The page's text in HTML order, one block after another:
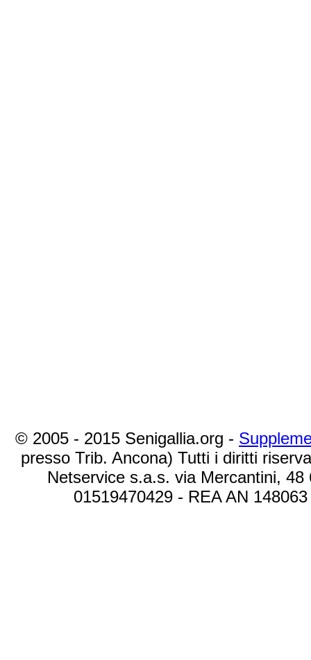
© 2005 - 2015 Senigallia.org -
presso Trib. Ancona) Tutti i diritti
Netservice s.a.s. via Mercantini,
01519470429 - REA AN